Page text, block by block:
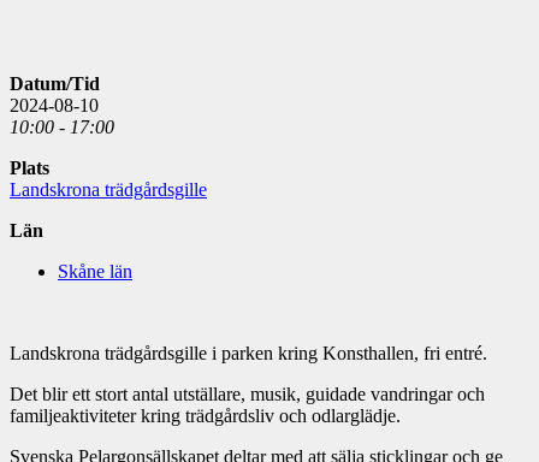
Datum/Tid
2024-08-10
10:00 - 17:00
Plats
Landskrona trädgårdsgille
Län
Skåne län
Landskrona trädgårdsgille i parken kring Konsthallen, fri entré.
Det blir ett stort antal utställare, musik, guidade vandringar och
familjeaktiviteter kring trädgårdsliv och odlarglädje.
Svenska Pelargonsällskapet deltar med att sälja sticklingar och ge